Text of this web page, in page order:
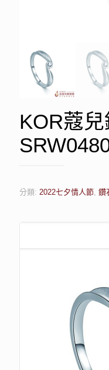
KOR蔻
分類: 2022七夕情人節, 鑽